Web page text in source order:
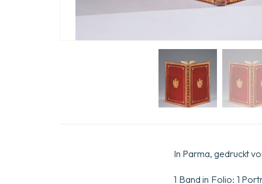
In Parma, gedruckt
1 Band in Folio: 1